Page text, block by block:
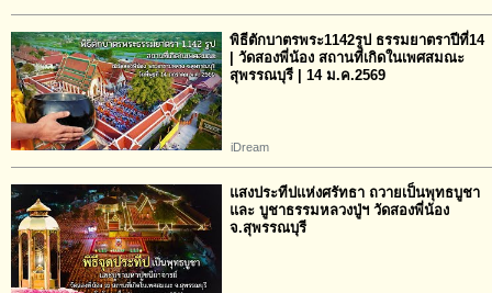
พิธีตักบาตรพระ1142รูป ธรรมยาตราปีที่14
| วัดสองพี่น้อง สถานที่เกิดในเพศสมณะ
สุพรรณบุรี | 14 ม.ค.2569
iDream
แสงประทีปแห่งศรัทธา ถวายเป็นพุทธบูชา
และ บูชาธรรมหลวงปู่ฯ วัดสองพี่น้อง
จ.สุพรรณบุรี